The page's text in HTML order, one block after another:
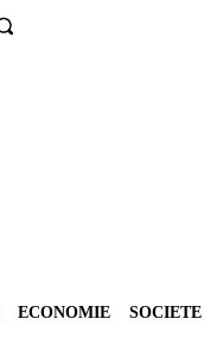
ECONOMIE SOCIETE